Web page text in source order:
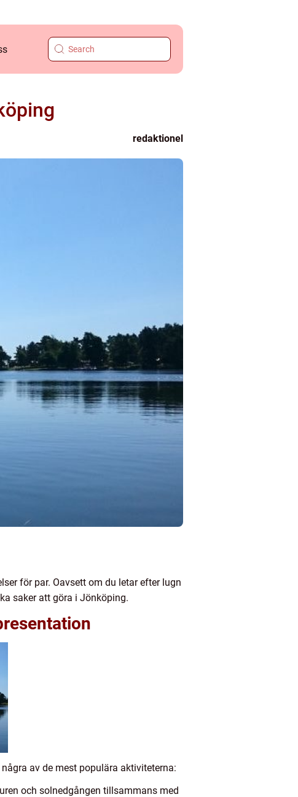
redaktionel
för par. Oavsett om du letar efter lugn
saker att göra i Jönköping.
av de mest populära aktiviteterna:
och solnedgången tillsammans med